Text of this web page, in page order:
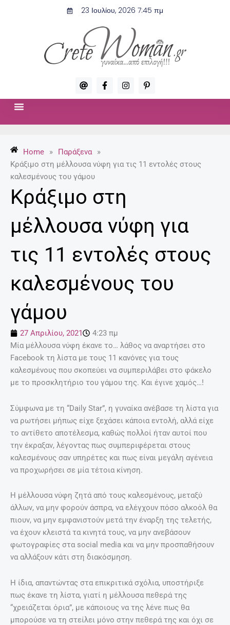
23 Ιουλίου, 2026 7:45 πμ
A
t
F
a
c
I
n
s
P
i
n
p
Home » Παράξενα
»
Κράξιμο στη μέλλουσα νύφη για τις 11 εντολές στους
καλεσμένους του γάμου
Κράξιμο στη
μέλλουσα νύφη για
τις 11 εντολές στους
καλεσμένους του
γάμου
27 Απριλίου, 2021
4:23 πμ
Μία μέλλουσα νύφη έκανε το… λάθος να αναρτήσει στο
Facebook τη λίστα με τους 11 κανόνες για τους
καλεσμένους που σκοπεύει να συμπεριλάβει στο φάκελο
με το προσκλητήριο του γάμου της. Και έγινε χαμός…!
Σύμφωνα με τη “Daily Star”, η γυναίκα ανέβασε τη λίστα για
να ρωτήσει μήπως είχε ξεχάσει κάποια εντολή, αλλά είχε
το αντίθετο αποτέλεσμα, καθώς πολλοί ήταν αυτοί που
την έκραξαν, λέγοντας πως συμπεριφέρεται στους
καλεσμένους σαν υπηρέτες και πως είναι μεγάλη αγένεια
να προχωρήσει σε μία τέτοια κίνηση.
Η μέλλουσα νύφη ζητά από τους καλεσμένους, μεταξύ
άλλων, να μην φορούν άσπρα, να ελέγχουν πόσο αλκοόλ θα
πιουν, να μην εμφανιστούν μετά την έναρξη της τελετής,
να έχουν κλειστά τα κινητά τους, να μην ανεβάσουν
φωτογραφίες στα social media και να μην προσπαθήσουν
να αλλάξουν κάτι στη διακόσμηση.
Η ίδια, απαντώντας στα επικριτικά σχόλια, υποστήριξε
πως έκανε τη λίστα, γιατί η μέλλουσα πεθερά της
“χρειάζεται όρια”, με κάποιους να της λένε πως θα
μπορούσε να τη στείλει μόνο στην πεθερά της και όχι σε